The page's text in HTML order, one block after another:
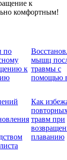
к
комфортным!
по
к
мышц
травмы с
помощью
Как
травм при
плаванию